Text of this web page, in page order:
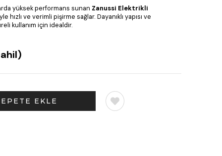
yüksek performans sunan Zanussi Elektrikli
hızlı ve verimli pişirme sağlar. Dayanıklı yapısı ve
kullanım için idealdir.